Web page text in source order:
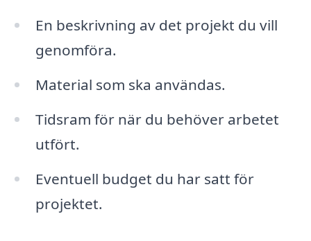
En beskrivning av det projekt du vill
genomföra.
Material som ska användas.
Tidsram för när du behöver arbetet
utfört.
Eventuell budget du har satt för
projektet.